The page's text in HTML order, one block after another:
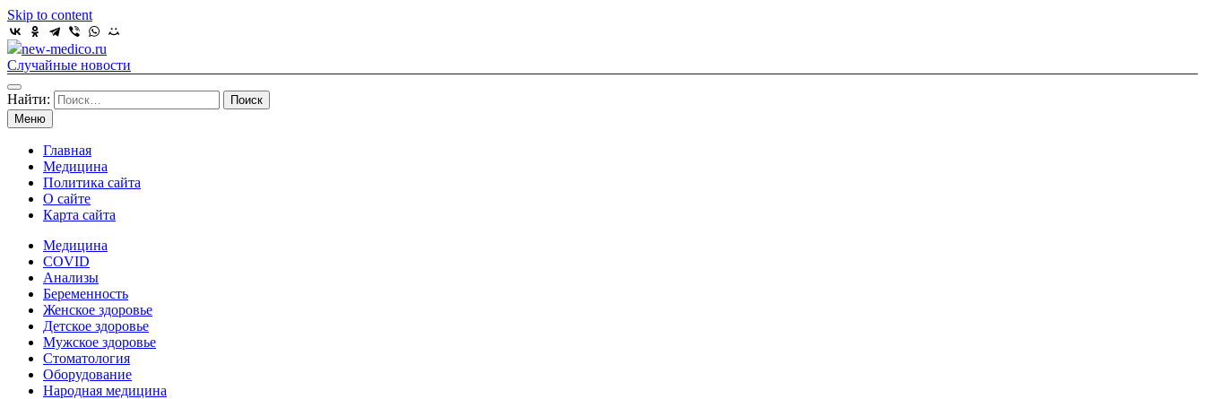
Skip to content
new-medico.ru
Случайные новости
Найти:
Меню
Главная
Медицина
Политика сайта
О сайте
Карта сайта
Медицина
COVID
Анализы
Беременность
Женское здоровье
Детское здоровье
Мужское здоровье
Стоматология
Оборудование
Народная медицина